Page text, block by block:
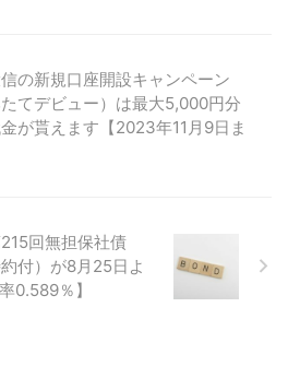
の新規口座開設キャンペーン
たてデビュー）は最大5,000円分
が貰えます【2023年11月9日ま
回無担保社債
付）が8月25日よ
0.589％】